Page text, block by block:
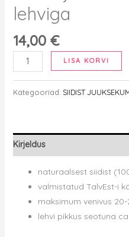
lehviga
14,00 €
Siidist
juuksekumm
-
lehviga
kogus
LISA KORVI
Kategooriad: SIIDIST
Kirjeldus
naturaalsest siidist
valmistatud TalvEst-i
maksimum venivus
lehvi pikkus seotuna